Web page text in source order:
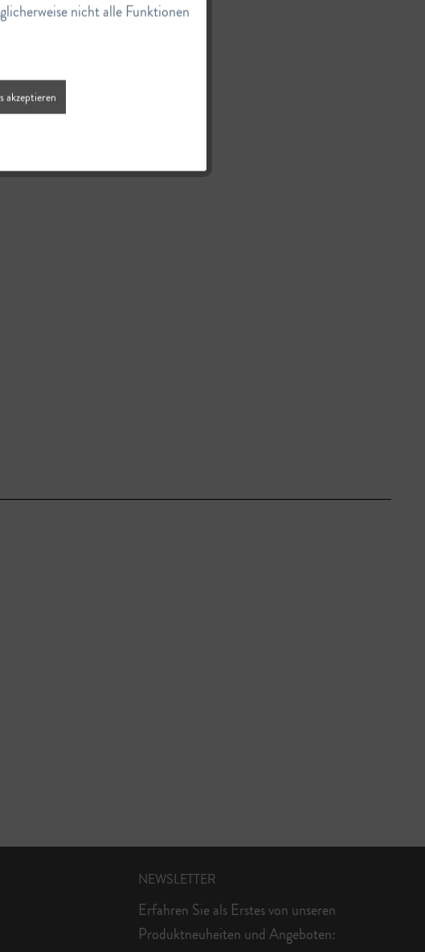
NEWSLETTER
Erfahren Sie als Erstes von unseren
Produktneuheiten und Angeboten:
Inaktiv
nicht alle Funktionen
akzeptieren